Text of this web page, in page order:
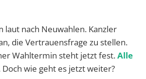
laut nach Neuwahlen. Kanzler
die Vertrauensfrage zu stellen.
Wahltermin steht jetzt fest.Alle
Doch wie geht es jetzt weiter?